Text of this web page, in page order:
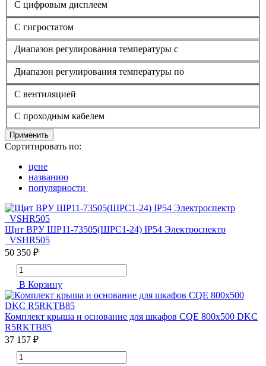
С цифровым дисплеем
С гигростатом
Диапазон регулирования температуры с
Диапазон регулирования температуры по
С вентиляцией
С проходным кабелем
Применить
Сортитировать по:
цене
названию
популярности
Щит ВРУ ШР11-73505(ШРС1-24) IP54 Электроспектр
_VSHR505
50 350 ₽
В Корзину
Комплект крыша и основание для шкафов CQE 800х500 DKC
R5RKTB85
37 157 ₽